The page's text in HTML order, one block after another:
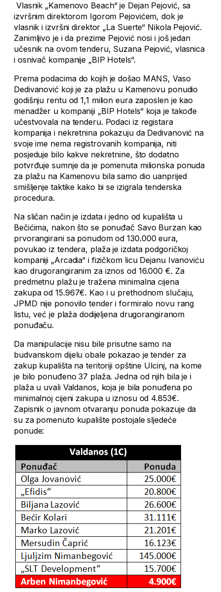
Vlasnik „Kamenovo Beach“ je Dejan Pejović, sa
izvršnim direktorom Igorom Pejovićem, dok je
vlasnik i izvršni direktor „La Suerte“ Nikola Pejović.
Zanimljivo je i da prezime Pejović nosi i još jedan
učesnik na ovom tenderu, Suzana Pejović, vlasnica
i osnivač kompanije „BIP Hotels“.
Prema podacima do kojih je došao MANS, Vaso
Dedivanović koji je za plažu u Kamenovu ponudio
godišnju rentu od 1,1 milion eura zaposlen je kao
menadžer u kompaniji „BIP Hotels“ koja je takođe
učestvovala na tenderu. Podaci iz registara
kompanija i nekretnina pokazuju da Dedivanović na
svoje ime nema registrovanih kompanija, niti
posjeduje bilo kakve nekretnine, što dodatno
potvrđuje sumnje da je pomenuta milionska ponuda
za plažu na Kamenovu bila samo dio uanprijed
smišljenje taktike kako bi se izigrala tenderska
procedura.
Na sličan način je izdata i jedno od kupališta u
Bečićima, nakon što se ponuđač Savo Burzan kao
prvorangirani sa ponudom od 130.000 eura,
povukao iz tendera, plaža je izdata podgoričkoj
kompaniji „Arcadia“ i fizičkom licu Dejanu Ivanoviću
kao drugorangiranim za iznos od 16.000 €. Za
predmetnu plažu je tražena minimalna cijena
zakupa od 15.967€. Kao i u prethodnom slučaju,
JPMD nije ponovilo tender i formiralo novu rang
listu, već je plaža dodijeljena drugorangiranom
ponuđaču.
Da manipulacije nisu bile prisutne samo na
budvanskom dijelu obale pokazao je tender za
zakup kupališta na teritoriji opštine Ulcinj, na kome
je bilo ponuđeno 37 plaža. Jedna od njih bila je i
plaža u uvali Valdanos, koja je bila ponuđena po
minimalnoj cijeni zakupa u iznosu od 4.853€.
Zapisnik o javnom otvaranju ponuda pokazuje da
su za pomenuto kupalište postojale sljedeće
ponude: